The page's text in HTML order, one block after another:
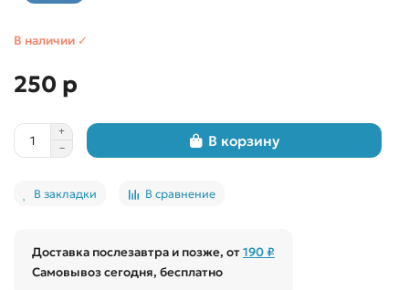
В наличии ✓
250 р
В корзину
В закладки В сравнение
Доставка послезавтра и позже, от190 ₽
Самовывоз сегодня, бесплатно